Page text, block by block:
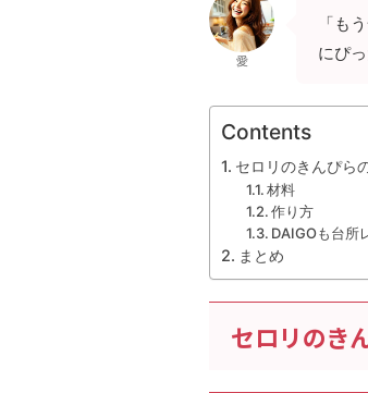
愛
「も
にぴ
Contents
セロリのきんぴら
材料
作り方
DAIGOも台所
まとめ
セロリのき